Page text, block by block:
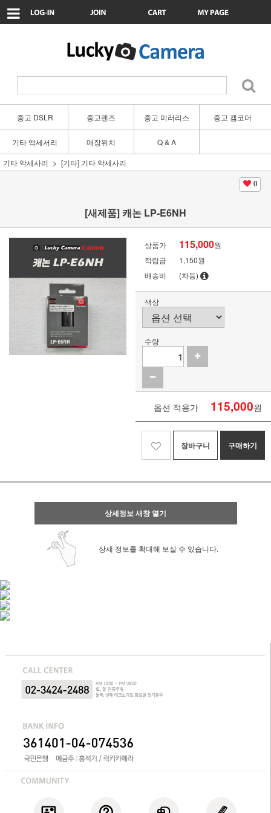
중고 DSLR 중고렌즈 중고 미러리스 중고 캠코더
기타 액세서리 매장위치
Q & A
기타 악세사리
[기타] 기타 악세사리
0
[새제품] 캐논 LP-E6NH
상품가 115,000원
적립금
1,150원
배송비
(차등)
색상
수량
옵션 적용가 115,000원
장바구니 구매하기
상세정보 새창 열기
상세 정보를 확대해 보실 수 있습니다.